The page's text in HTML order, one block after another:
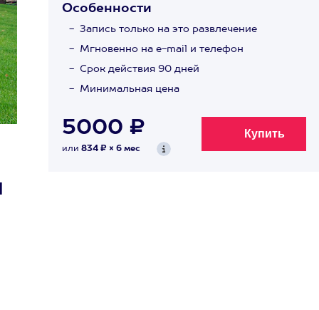
Особенности
Запись только на это развлечение
Мгновенно на e-mail и телефон
Срок действия 90 дней
Минимальная цена
5000 ₽
или 834 ₽ × 6 мес